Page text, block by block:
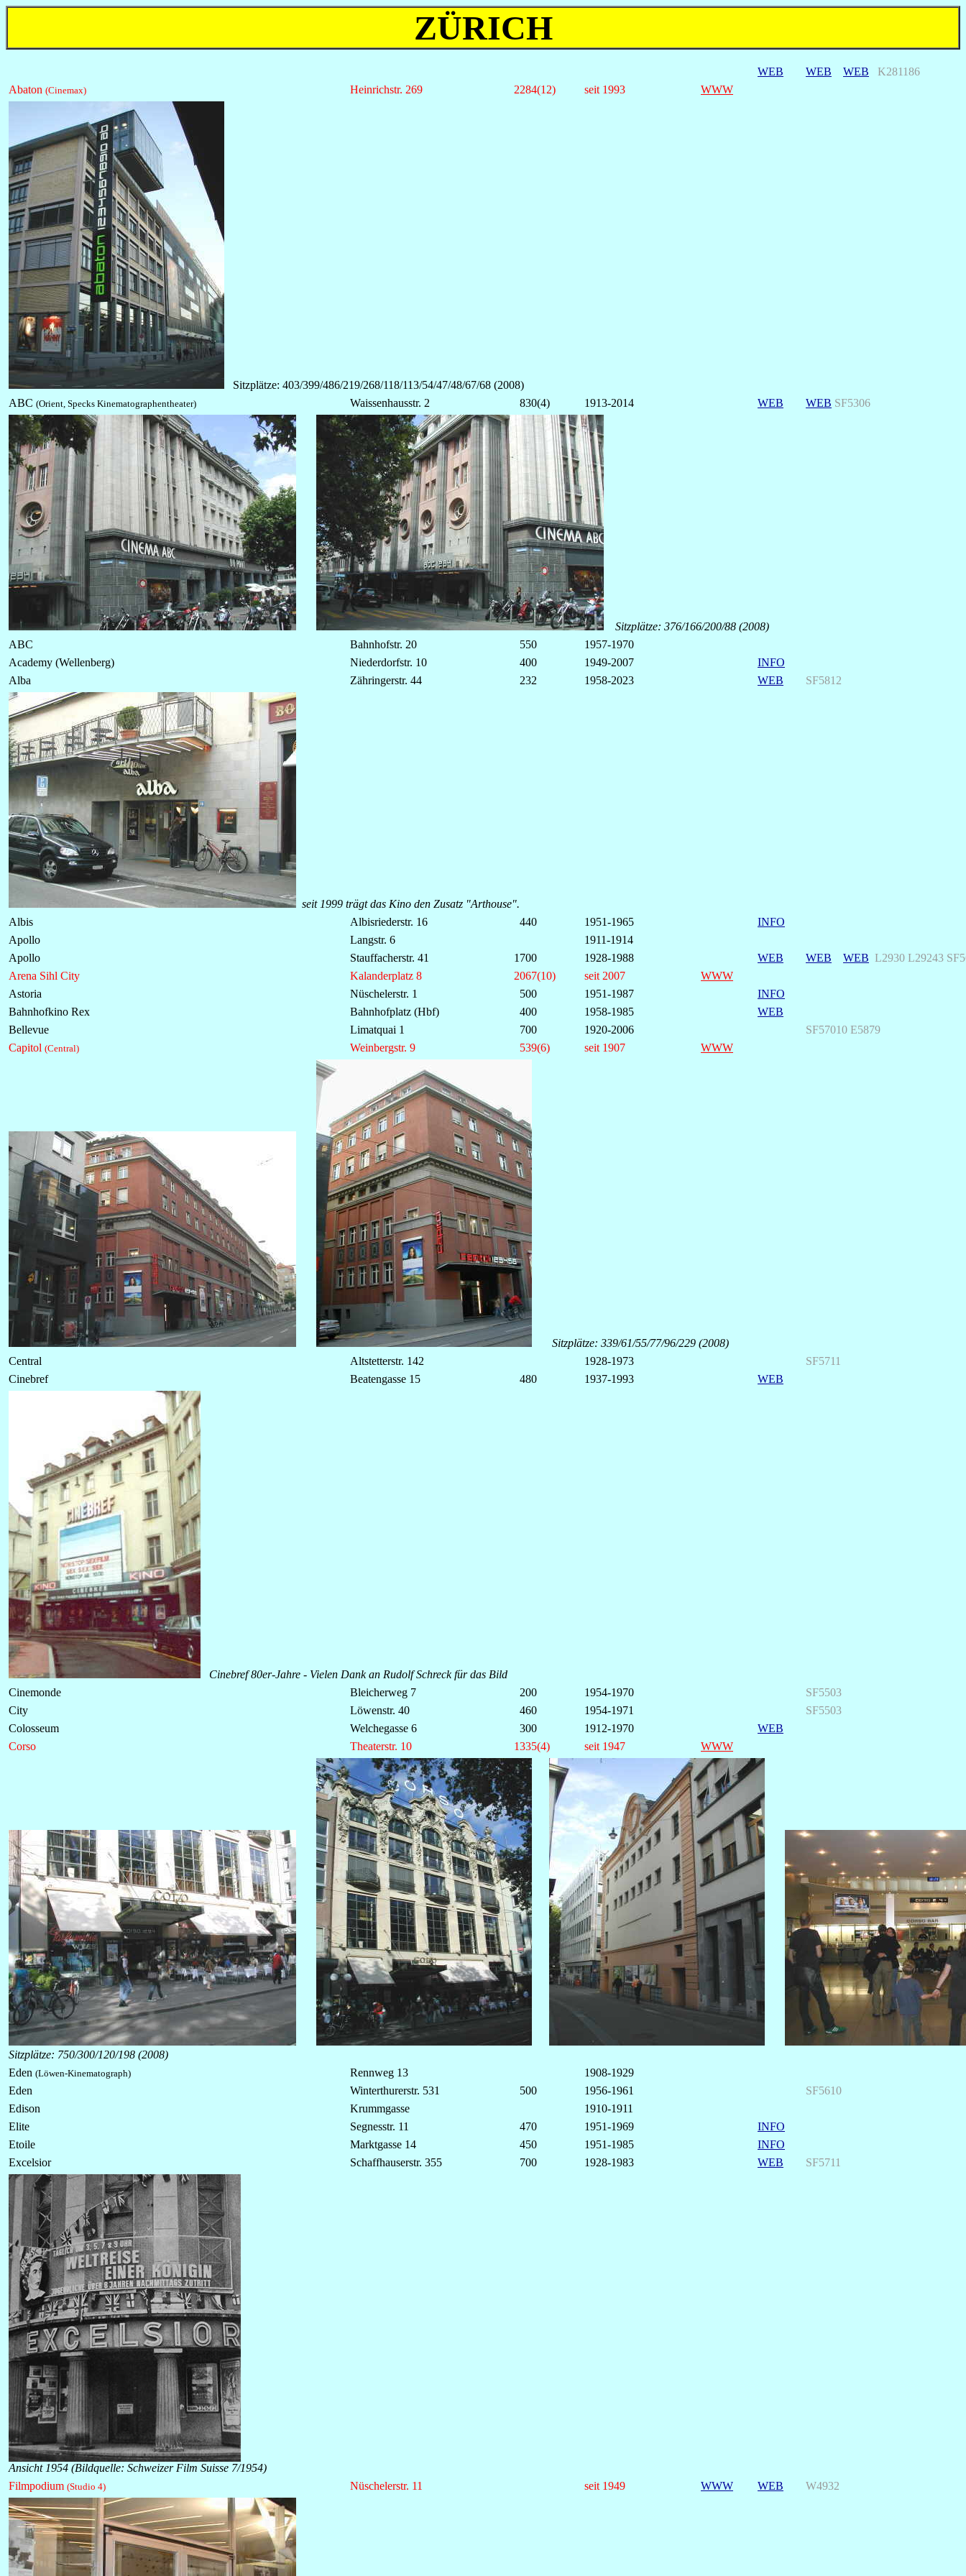
ZÜRICH
WEB WEB WEB K281186
Abaton (Cinemax) Heinrichstr. 269 2284(12) seit 1993 WWW
Sitzplätze: 403/399/486/219/268/118/113/54/47/48/67/68 (2008)
ABC (Orient, Specks Kinematographentheater) Waissenhausstr. 2 830(4) 1913-2014 WEB WEB SF5306
Sitzplätze: 376/166/200/88 (2008)
ABC
Bahnhofstr. 20 550
1957-1970
Academy (Wellenberg)
Niederdorfstr. 10 400 1949-2007
INFO
Alba
Zähringerstr. 44 232 1958-2023 WEB SF5812
seit 1999 trägt das Kino den Zusatz "Arthouse".
Albis
Albisriederstr. 16 440 1951-1965
INFO
Apollo
Langstr. 6
1911-1914
Apollo
Stauffacherstr. 41 1700 1928-1988 WEB WEB WEB L2930 L29243
Arena Sihl City
Kalanderplatz 8 2067(10) seit 2007
WWW
Astoria
Nüschelerstr. 1 500 1951-1987
INFO
Bahnhofkino Rex
Bahnhofplatz (Hbf) 400 1958-1985
WEB
Bellevue
Limatquai 1 700 1920-2006
SF57010 E5879
Capitol (Central) Weinbergstr. 9 539(6) seit 1907 WWW
Sitzplätze: 339/61/55/77/96/229 (2008)
Central
Altstetterstr. 142 1928-1973
SF5711
Cinebref
Beatengasse 15 480 1937-1993 WEB
Cinebref 80er-Jahre - Vielen Dank an Rudolf Schreck für das Bild
Cinemonde
Bleicherweg 7 200 1954-1970
SF5503
City
Löwenstr. 40 460 1954-1971
SF5503
Colosseum
Welchegasse 6 300 1912-1970
WEB
Corso
Theaterstr. 10 1335(4) seit 1947 WWW
Sitzplätze: 750/300/120/198 (2008)
Eden (Löwen-Kinematograph) Rennweg 13
1908-1929
Eden
Winterthurerstr. 531 500 1956-1961
SF5610
Edison
Krummgasse
1910-1911
Elite
Segnesstr. 11 470 1951-1969
INFO
Etoile
Marktgasse 14 450 1951-1985
INFO
Excelsior
Schaffhauserstr. 355 700 1928-1983 WEB SF5711
Ansicht 1954 (Bildquelle: Schweizer Film Suisse 7/1954)
Filmpodium (Studio 4) Nüschelerstr. 11 seit 1949 WWW WEB W4932